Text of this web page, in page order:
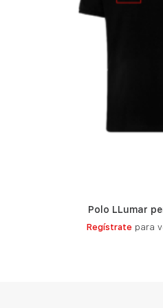
Polo LLumar
Regístrate para